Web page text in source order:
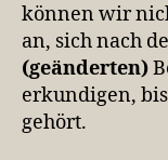
können wir
an, sich nach
(geänderten)
erkundigen,
gehört.